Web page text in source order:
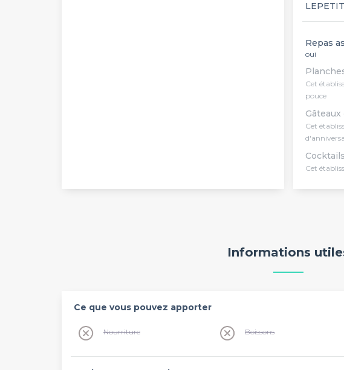
LEPETIT
Repas
oui
Cet
pouce
Cet
Cet
Informations
Ce que vous pouvez apporter
Nourriture Boissons